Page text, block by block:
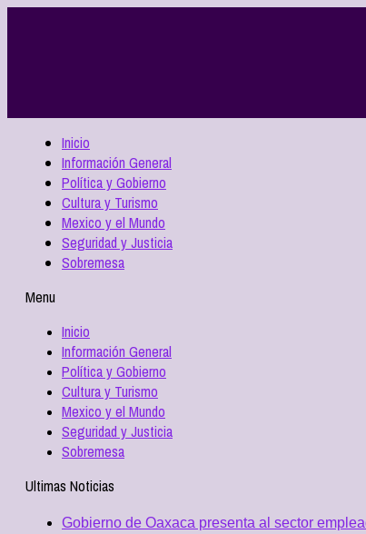
Inicio
Información General
Política y Gobierno
Cultura y Turismo
Mexico y el Mundo
Seguridad y Justicia
Sobremesa
Menu
Inicio
Información General
Política y Gobierno
Cultura y Turismo
Mexico y el Mundo
Seguridad y Justicia
Sobremesa
Ultimas Noticias
Gobierno de Oaxaca presenta al sector